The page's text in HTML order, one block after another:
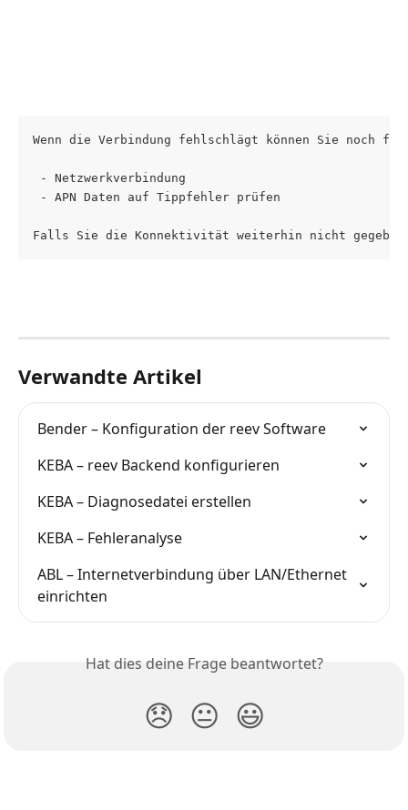
Wenn die Verbindung fehlschlägt können Sie noch
- Netzwerkverbindung
- APN Daten auf Tippfehler prüfen
Falls Sie die Konnektivität weiterhin nicht
Verwandte Artikel
Bender – Konfiguration der reev Software
KEBA – reev Backend konfigurieren
KEBA – Diagnosedatei erstellen
KEBA – Fehleranalyse
ABL – Internetverbindung über LAN/Ethernet
einrichten
Hat dies deine Frage beantwortet?
😞 😐 😃